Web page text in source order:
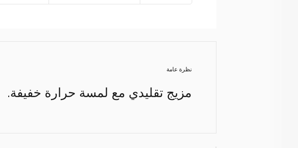
نظرة عامة
مزيج تقليدي مع لمسة حرارة خفيفة.